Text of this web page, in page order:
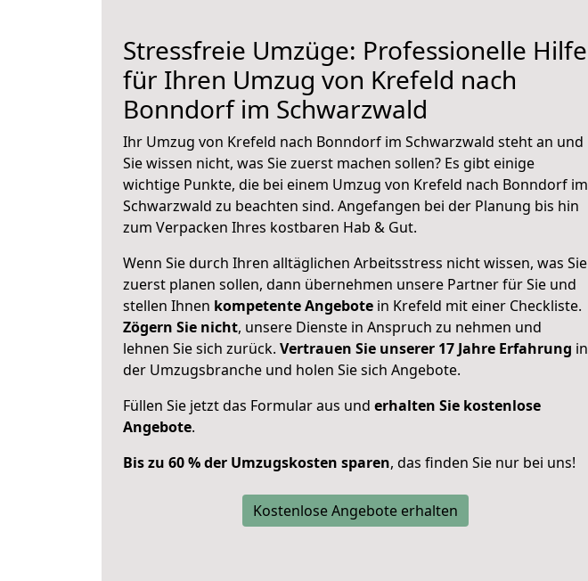
Stressfreie Umzüge: Professionelle Hilfe
für Ihren Umzug von Krefeld nach
Bonndorf im Schwarzwald
Ihr Umzug von Krefeld nach Bonndorf im Schwarzwald steht an und
Sie wissen nicht, was Sie zuerst machen sollen? Es gibt einige
wichtige Punkte, die bei einem Umzug von Krefeld nach Bonndorf im
Schwarzwald zu beachten sind. Angefangen bei der Planung bis hin
zum Verpacken Ihres kostbaren Hab & Gut.
Wenn Sie durch Ihren alltäglichen Arbeitsstress nicht wissen, was Sie
zuerst planen sollen, dann übernehmen unsere Partner für Sie und
stellen Ihnen kompetente Angebote in Krefeld mit einer Checkliste.
Zögern Sie nicht, unsere Dienste in Anspruch zu nehmen und
lehnen Sie sich zurück. Vertrauen Sie unserer 17 Jahre Erfahrung in
der Umzugsbranche und holen Sie sich Angebote.
Füllen Sie jetzt das Formular aus und erhalten Sie kostenlose
Angebote.
Bis zu 60 % der Umzugskosten sparen, das finden Sie nur bei uns!
Kostenlose Angebote erhalten